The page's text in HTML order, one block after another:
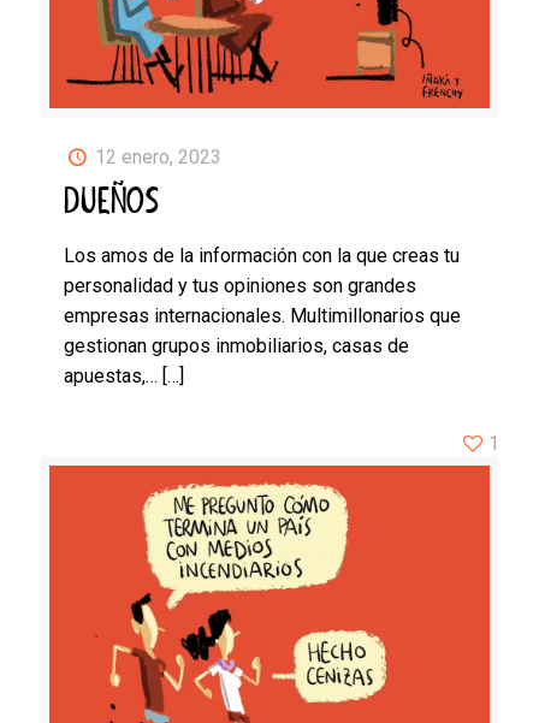
12 enero, 2023
DUEÑOS
Los amos de la información con la que creas tu
personalidad y tus opiniones son grandes
empresas internacionales. Multimillonarios que
gestionan grupos inmobiliarios, casas de
apuestas,… […]
1